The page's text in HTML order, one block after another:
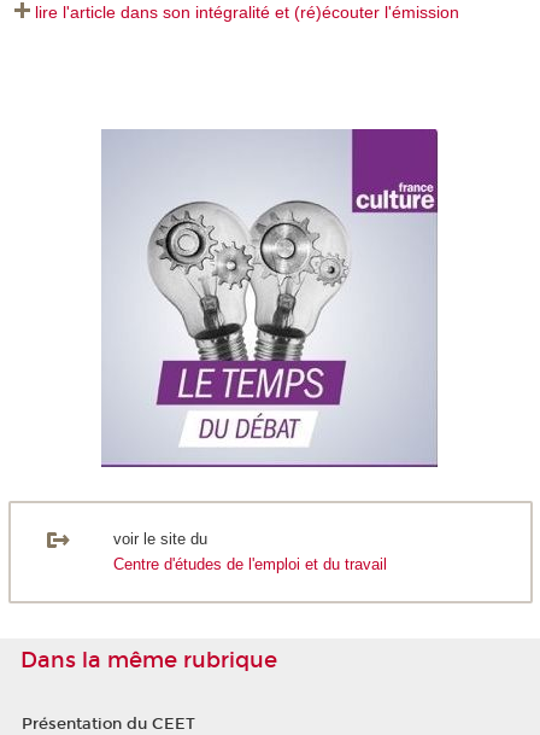
lire l'article dans son intégralité et (ré)écouter l'émission
voir le site du
Centre d'études de l'emploi et du travail
Dans la même rubrique
Présentation du CEET